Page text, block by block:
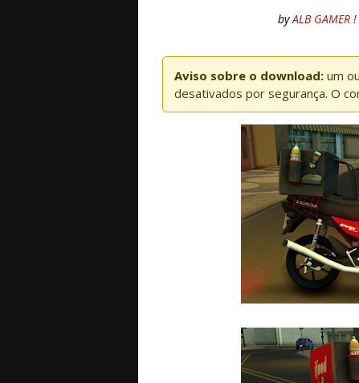
by ALB GAMER !
Aviso sobre o download: um
desativados por segurança. O